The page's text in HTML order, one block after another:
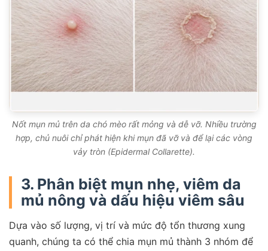
Nốt mụn mủ trên da chó mèo rất mỏng và dễ vỡ. Nhiều trường
hợp, chủ nuôi chỉ phát hiện khi mụn đã vỡ và để lại các vòng
vảy tròn (Epidermal Collarette).
3. Phân biệt mụn nhẹ, viêm da
mủ nông và dấu hiệu viêm sâu
Dựa vào số lượng, vị trí và mức độ tổn thương xung
quanh, chúng ta có thể chia mụn mủ thành 3 nhóm để